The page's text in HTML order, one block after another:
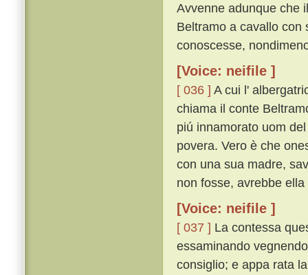
Avvenne adunque che
Beltramo a cavallo con
conoscesse,
[Voice: neifile ]
[ 036 ] A cui l'
chiama il conte
piú innamorato uom
povera. Vero è che
con una sua madre,
non fosse, avrebbe
[Voice: neifile ]
[ 037 ] La contessa
essaminando
consiglio; e appa rata